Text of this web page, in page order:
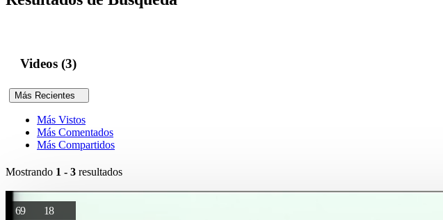
Videos (3)
Más Recientes
Más Vistos
Más Comentados
Más Compartidos
Mostrando 1 - 3 resultados
69 18